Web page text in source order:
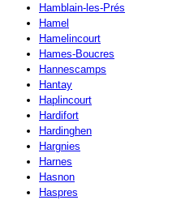
Hamblain-les-Prés
Hamel
Hamelincourt
Hames-Boucres
Hannescamps
Hantay
Haplincourt
Hardifort
Hardinghen
Hargnies
Harnes
Hasnon
Haspres